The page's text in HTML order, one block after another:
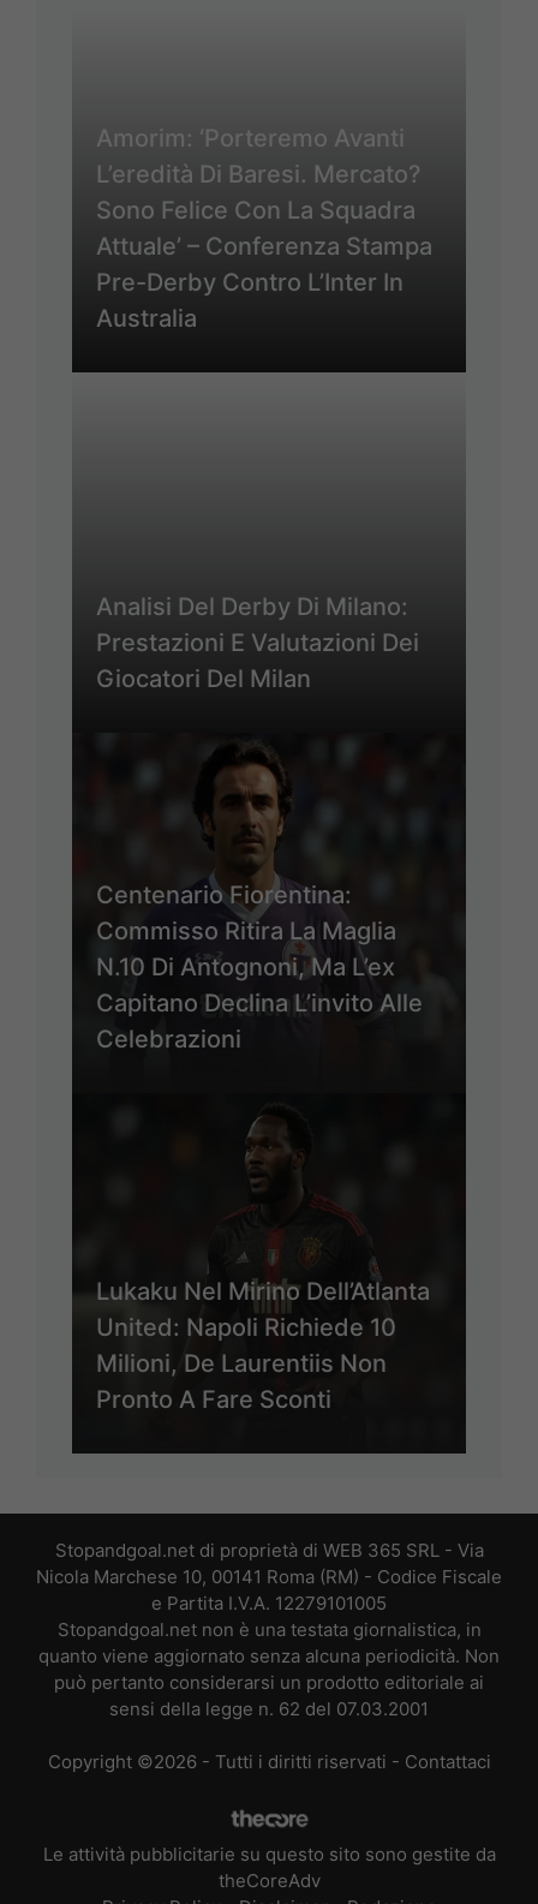
Amorim: ‘Porteremo Avanti
L’eredità Di Baresi. Mercato?
Sono Felice Con La Squadra
Attuale’ – Conferenza Stampa
Pre-Derby Contro L’Inter In
Australia
Analisi Del Derby Di Milano:
Prestazioni E Valutazioni Dei
Giocatori Del Milan
Centenario Fiorentina:
Commisso Ritira La Maglia
N.10 Di Antognoni, Ma L’ex
Capitano Declina L’invito Alle
Celebrazioni
Lukaku Nel Mirino Dell’Atlanta
United: Napoli Richiede 10
Milioni, De Laurentiis Non
Pronto A Fare Sconti
Stopandgoal.net di proprietà di WEB 365 SRL - Via
Nicola Marchese 10, 00141 Roma (RM) - Codice Fiscale
e Partita I.V.A. 12279101005
Stopandgoal.net non è una testata giornalistica, in
quanto viene aggiornato senza alcuna periodicità. Non
può pertanto considerarsi un prodotto editoriale ai
sensi della legge n. 62 del 07.03.2001
Copyright ©2026 - Tutti i diritti riservati - Contattaci
Le attività pubblicitarie su questo sito sono gestite da
theCoreAdv